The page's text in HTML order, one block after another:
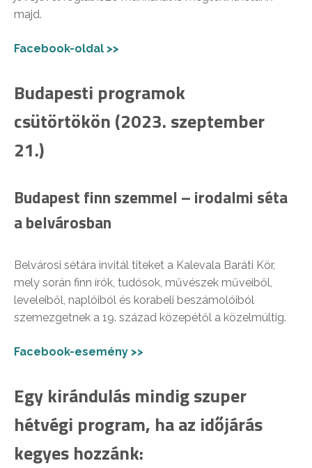
majd.
Facebook-oldal >>
Budapesti programok
csütörtökön (2023. szeptember
21.)
Budapest finn szemmel – irodalmi séta
a belvárosban
Belvárosi sétára invitál titeket a Kalevala Baráti Kör,
mely során finn írók, tudósok, művészek műveiből,
leveleiből, naplóiból és korabeli beszámolóiból
szemezgetnek a 19. század közepétől a közelmúltig.
Facebook-esemény >>
Egy kirándulás mindig szuper
hétvégi program, ha az időjárás
kegyes hozzánk: